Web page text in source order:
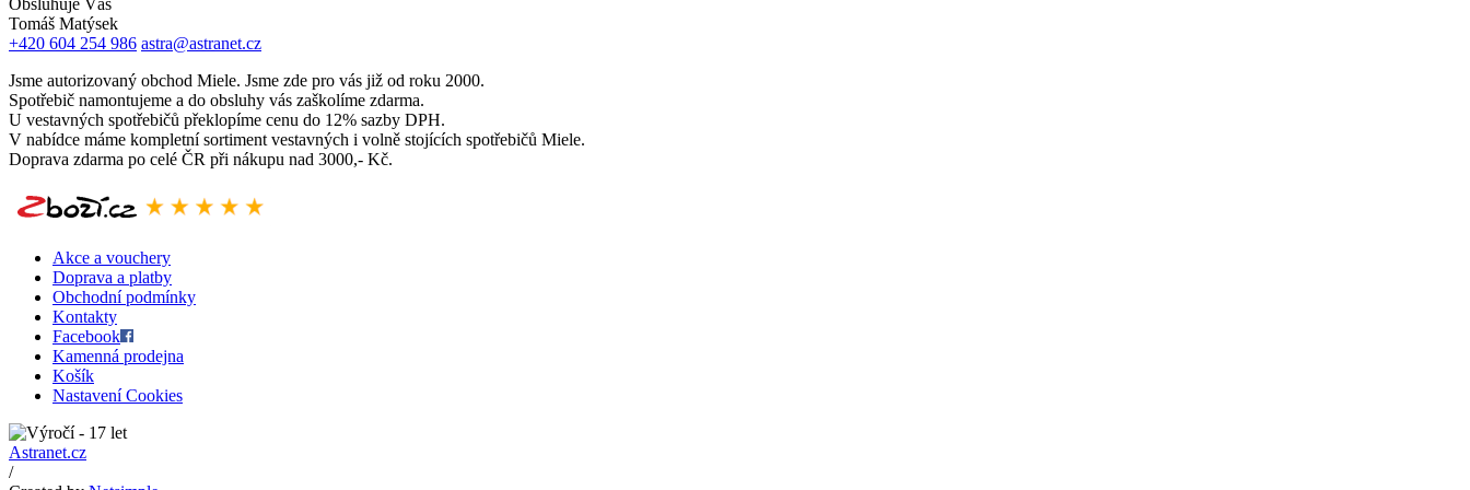
Tomáš Matýsek
+420 604 254 986 astra@astranet.cz
Jsme autorizovaný obchod Miele. Jsme zde pro vás již od roku 2000.
Spotřebič namontujeme a do obsluhy vás zaškolíme zdarma.
U vestavných spotřebičů překlopíme cenu do 12% sazby DPH.
V nabídce máme kompletní sortiment vestavných i volně stojících spotřebičů Miele.
Doprava zdarma po celé ČR při nákupu nad 3000,- Kč.
Akce a vouchery
Doprava a platby
Obchodní podmínky
Kontakty
Facebook
Kamenná prodejna
Košík
Nastavení Cookies
Astranet.cz
/